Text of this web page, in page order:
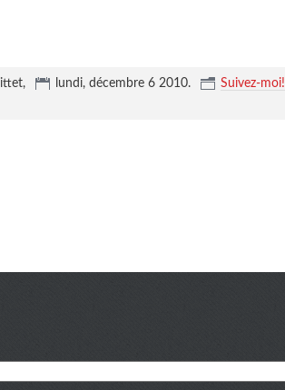
lundi, décembre 6 2010. Suivez-moi!